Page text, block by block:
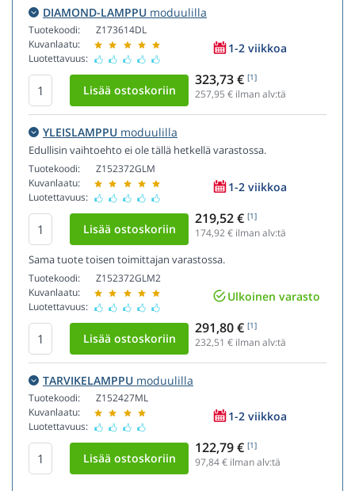
DIAMOND-LAMPPU moduulilla
Tuotekoodi:
Kuvanlaatu:
Luotettavuus:
Z173614DL
1-2 viikkoa
323,73 € [1]
257,95 € ilman alv:tä
YLEISLAMPPU moduulilla
Edullisin vaihtoehto ei ole tällä hetkellä varastossa.
Tuotekoodi:
Kuvanlaatu:
Luotettavuus:
Z152372GLM
1-2 viikkoa
219,52 € [1]
174,92€ ilman alv:tä
Sama tuote toisen toimittajan varastossa.
Tuotekoodi:
Kuvanlaatu:
Luotettavuus:
Z152372GLM2
Ulkoinen varasto
291,80 € [1]
232,51 € ilman alv:tä
TARVIKELAMPPU moduulilla
Tuotekoodi:
Kuvanlaatu:
Luotettavuus:
Z152427ML
1-2 viikkoa
122,79 € [1]
97,84€ ilman alv:tä